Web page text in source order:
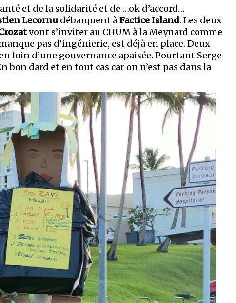
et de la solidarité et de …ok d’accord…
Lecornu débarquent àFactice Island. Les deux
vont s’inviter au CHUM à la Meynard comme
pas d’ingénierie, est déjà en place. Deux
loin d’une gouvernance apaisée. Pourtant Serge
bon dard et en tout cas car on n’est pas dans la